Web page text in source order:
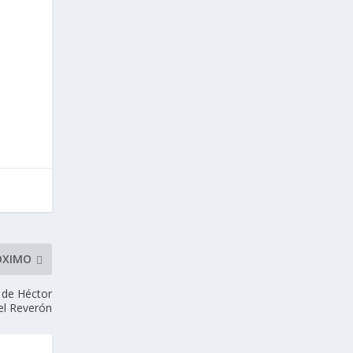
Héctor
Reverón